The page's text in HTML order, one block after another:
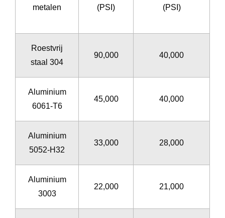
metalen
(PSI)
(PSI)
Roestvrij
staal 304
90,000 40,000
Aluminium
6061-T6
45,000 40,000
Aluminium
5052-H32
33,000 28,000
Aluminium
3003
22,000 21,000